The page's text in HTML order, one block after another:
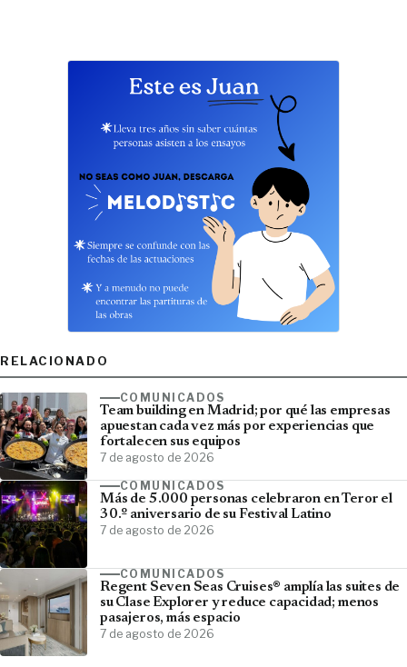
RELACIONADO
COMUNICADOS
Team building en Madrid; por qué las empresas
apuestan cada vez más por experiencias que
fortalecen sus equipos
7 de agosto de 2026
COMUNICADOS
Más de 5.000 personas celebraron en Teror el
30.º aniversario de su Festival Latino
7 de agosto de 2026
COMUNICADOS
Regent Seven Seas Cruises® amplía las suites de
su Clase Explorer y reduce capacidad; menos
pasajeros, más espacio
7 de agosto de 2026